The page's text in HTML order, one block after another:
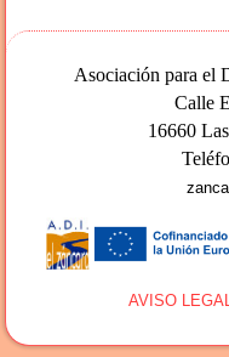
Asociación para el
Calle
16660
AVISO